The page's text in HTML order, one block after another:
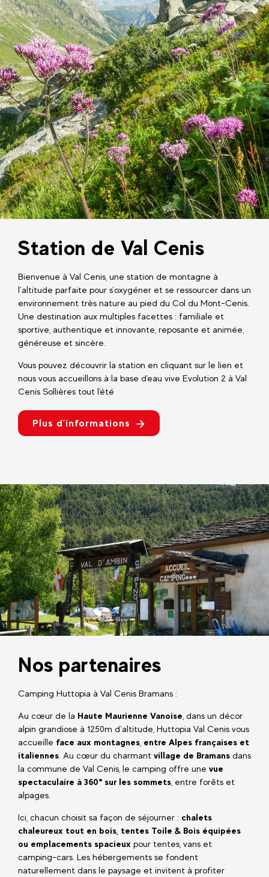
Station de Val Cenis
Bienvenue à Val Cenis, une station de montagne à
l’altitude parfaite pour s’oxygéner et se ressourcer dans un
environnement très nature au pied du Col du Mont-Cenis.
Une destination aux multiples facettes : familiale et
sportive, authentique et innovante, reposante et animée,
généreuse et sincère.
Vous pouvez découvrir la station en cliquant sur le lien et
nous vous accueillons à la base d'eau vive Evolution 2 à Val
Cenis Sollières tout l'été
Plus d'informations
Nos partenaires
Camping Huttopia à Val Cenis Bramans :
Au cœur de la Haute Maurienne Vanoise , dans un décor
alpin grandiose à 1250m d’altitude, Huttopia Val Cenis vous
accueille face aux montagnes entre Alpes françaises et
italiennes . Au cœur du charmant village de Bramans dans
la commune de Val Cenis, le camping offre une vue
spectaculaire à 360° sur les sommets , entre forêts et
alpages.
Ici, chacun choisit sa façon de séjourner : chalets
chaleureux tout en bois, tentes Toile & Bois équipées
ou emplacements spacieux pour tentes, vans et
camping-cars. Les hébergements se fondent
naturellement dans le paysage et invitent à profiter